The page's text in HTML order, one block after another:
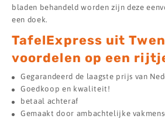
bladen behandeld worden zijn deze
een doek.
TafelExpress uit
voordelen op een
Gegarandeerd de laagste prijs van
Goedkoop en kwaliteit!
betaal achteraf
Gemaakt door ambachtelijke